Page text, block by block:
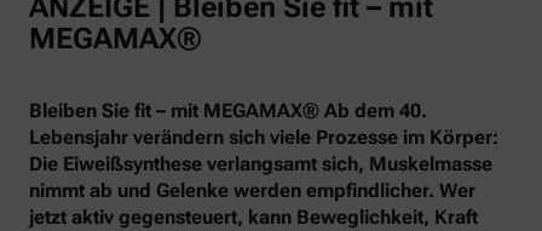
ANZEIGE | Bleiben Sie fit – mit
MEGAMAX®
Bleiben Sie fit – mit MEGAMAX® Ab dem 40.
Lebensjahr verändern sich viele Prozesse im Körper:
Die Eiweißsynthese verlangsamt sich, Muskelmasse
nimmt ab und Gelenke werden empfindlicher. Wer
jetzt aktiv gegensteuert, kann Beweglichkeit, Kraft